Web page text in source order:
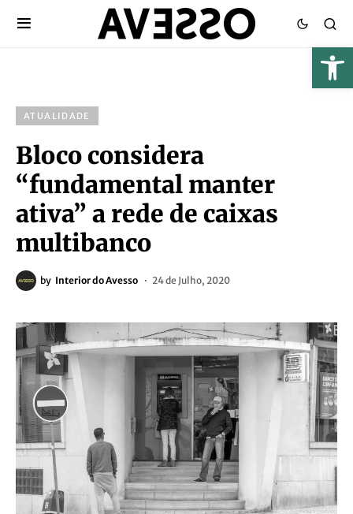
ATUALIDADE
Bloco considera
“fundamental manter
ativa” a rede de caixas
multibanco
by Interior do Avesso 24 de Julho, 2020